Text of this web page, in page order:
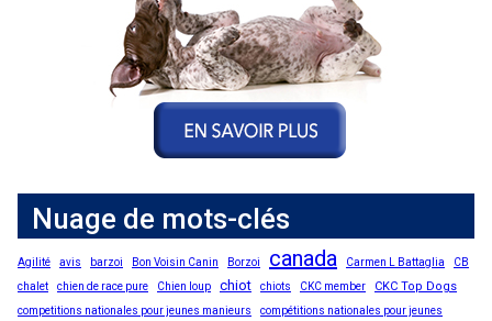
Nuage de mots-clés
Agilité avis barzoi Bon Voisin Canin Borzoi canada Carmen L Battaglia
CB
chalet
chien de race pure Chien loup chiot chiots CKC member CKC Top Dogs
competitions nationales pour jeunes manieurs
compétitions nationales pour jeunes